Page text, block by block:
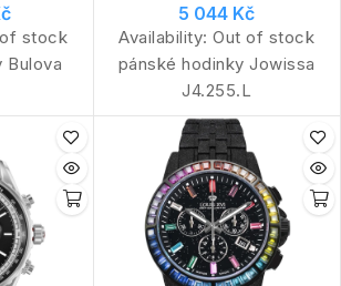
stock
Bulova
5 044 Kč
Availability: Out of stock
pánské hodinky Jowissa
J4.255.L